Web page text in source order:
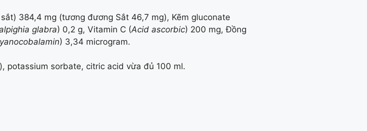
sắt) 384,4 mg (tương đương Sắt 46,7 mg), Kẽm gluconate
glabra) 0,2 g, Vitamin C (Acid ascorbic) 200 mg, Đồng
) 3,34 microgram.
), potassium sorbate, citric acid vừa đủ 100 ml.